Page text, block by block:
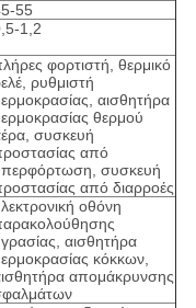
55
1,2
φορτιστή, θερμικό
ρυθμιστή
αισθητήρα
θερμού
συσκευή
από
συσκευή
από διαρροές
οθόνη
αισθητήρα
κόκκων,
απομάκρυνσης